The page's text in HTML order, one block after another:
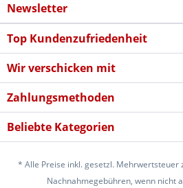
Newsletter
Top Kundenzufriedenheit
Wir verschicken mit
Zahlungsmethoden
Beliebte Kategorien
* Alle Preise inkl. gesetzl. Mehrwertsteuer
Nachnahmegebühren, wenn nicht